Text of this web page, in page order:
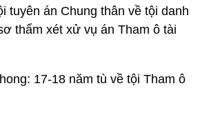
tuyên án Chung thân về tội danh
thẩm xét xử vụ án Tham ô tài
17-18 năm tù về tội Tham ô